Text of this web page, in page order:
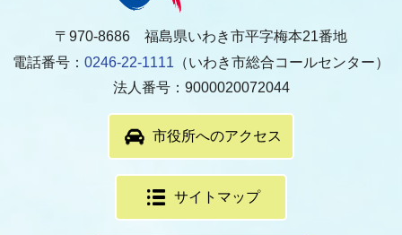
〒970-8686 福島県いわき市平字梅本21番地
電話番号： 0246-22-1111 （いわき市総合コールセンター）
法人番号：9000020072044
市役所へのアクセス
サイトマップ